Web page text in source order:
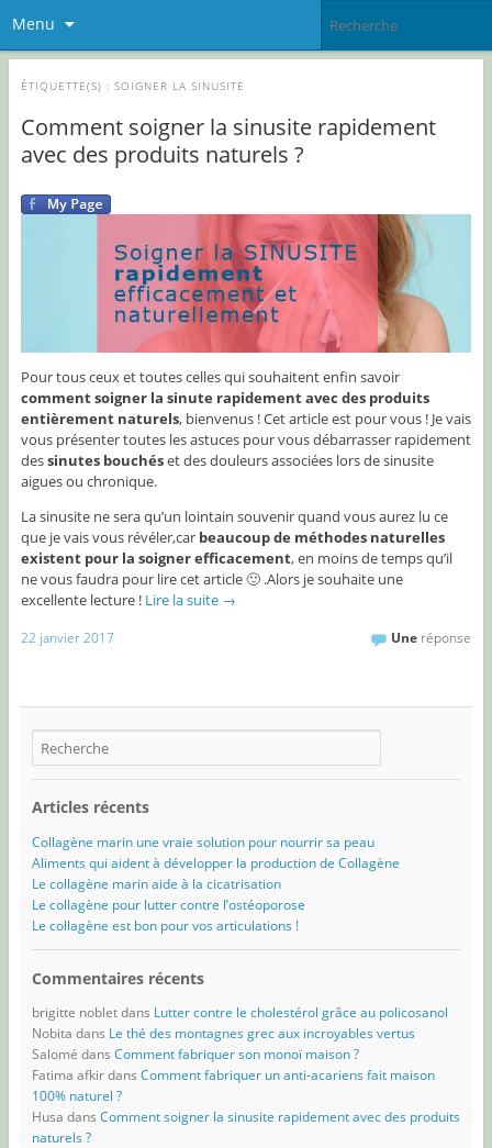
Menu
ÉTIQUETTE(S) : SOIGNER LA SINUSITE
Comment soigner la sinusite rapidement
avec des produits naturels ?
Pour tous ceux et toutes celles qui souhaitent enfin savoir
comment soigner la sinute rapidement avec des produits
entièrement naturels, bienvenus ! Cet article est pour vous ! Je vais
vous présenter toutes les astuces pour vous débarrasser rapidement
dessinutes bouchéset des douleurs associées lors de sinusite
aigues ou chronique.
La sinusite ne sera qu’un lointain souvenir quand vous aurez lu ce
que je vais vous révéler,carbeaucoup de méthodes naturelles
existent pour la soigner efficacement, en moins de temps qu’il
ne vous faudra pour lire cet article 🙂 .Alors je souhaite une
excellente lecture ! Lire la suite →
22 janvier 2017 Une réponse
Articles récents
Collagène marin une vraie solution pour nourrir sa peau
Aliments qui aident à développer la production de Collagène
Le collagène marin aide à la cicatrisation
Le collagène pour lutter contre l’ostéoporose
Le collagène est bon pour vos articulations !
Commentaires récents
brigitte nobletdans Lutter contre le cholestérol grâce au policosanol
Nobita dans Le thé des montagnes grec aux incroyables vertus
Salomé dans Comment fabriquer son monoï maison ?
Fatima afkirdans Comment fabriquer un anti-acariens fait maison
100% naturel ?
Husa dans Comment soigner la sinusite rapidement avec des produits
naturels ?